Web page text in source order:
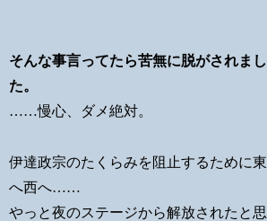
そんな事言ってたら苦無に脱がされまし
た。
……慢心、ダメ絶対。
伊達政宗のたくらみを阻止するために東
へ西へ……
やっと夜のステージから解放されたと思